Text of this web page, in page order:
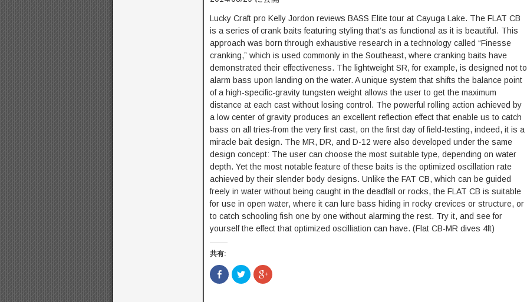
Lucky Craft pro Kelly Jordon reviews BASS Elite tour at Cayuga Lake. The FLAT CB
is a series of crank baits featuring styling that’s as functional as it is beautiful. This
approach was born through exhaustive research in a technology called “Finesse
cranking,” which is used commonly in the Southeast, where cranking baits have
demonstrated their effectiveness. The lightweight SR, for example, is designed not to
alarm bass upon landing on the water. A unique system that shifts the balance point
of a high-specific-gravity tungsten weight allows the user to get the maximum
distance at each cast without losing control. The powerful rolling action achieved by
a low center of gravity produces an excellent reflection effect that enable us to catch
bass on all tries-from the very first cast, on the first day of field-testing, indeed, it is a
miracle bait design. The MR, DR, and D-12 were also developed under the same
design concept: The user can choose the most suitable type, depending on water
depth. Yet the most notable feature of these baits is the optimized oscillation rate
achieved by their slender body designs. Unlike the FAT CB, which can be guided
freely in water without being caught in the deadfall or rocks, the FLAT CB is suitable
for use in open water, where it can lure bass hiding in rocky crevices or structure, or
to catch schooling fish one by one without alarming the rest. Try it, and see for
yourself the effect that optimized oscilliation can have. (Flat CB-MR dives 4ft)
共有:
F
a
ク
リ
ク
リ